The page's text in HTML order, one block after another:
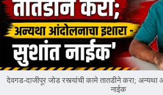
देवगड-दाजीपूर जोड रस्त्यांची कामे तातडीने करा; अन्यथा
नाईक